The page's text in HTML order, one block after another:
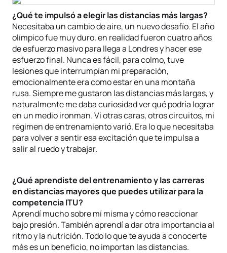
¿Qué te impulsó a elegir las distancias más largas?
Necesitaba un cambio de aire, un nuevo desafío. El año
olímpico fue muy duro, en realidad fueron cuatro años
de esfuerzo masivo para llega a Londres y hacer ese
esfuerzo final. Nunca es fácil, para colmo, tuve
lesiones que interrumpían mi preparación,
emocionalmente era como estar en una montaña
rusa. Siempre me gustaron las distancias más largas, y
naturalmente me daba curiosidad ver qué podría lograr
en un medio ironman. Vi otras caras, otros circuitos, mi
régimen de entrenamiento varió. Era lo que necesitaba
para volver a sentir esa excitación que te impulsa a
salir al ruedo y trabajar.
¿Qué aprendiste del entrenamiento y las carreras
en distancias mayores que puedes utilizar para la
competencia ITU?
Aprendí mucho sobre mí misma y cómo reaccionar
bajo presión. También aprendí a dar otra importancia al
ritmo y la nutrición. Todo lo que te ayuda a conocerte
más es un beneficio, no importan las distancias.